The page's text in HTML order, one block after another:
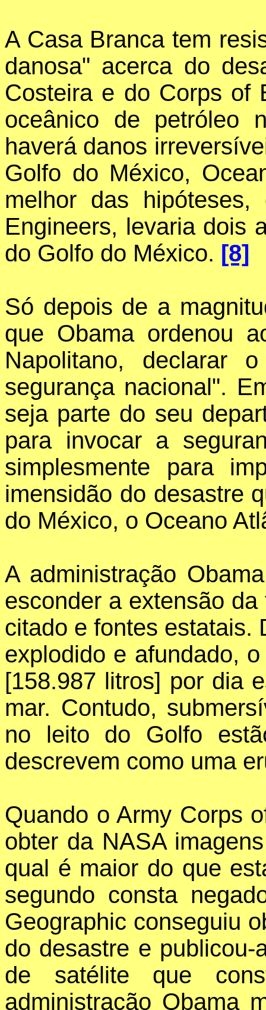
A Casa Branca tem
danosa" acerca do
Costeira e do Corps of
oceânico de petróleo
haverá danos
Golfo do México,
melhor das
Engineers, levaria dois
do Golfo do México. [8]
Só depois de a
que Obama ordenou
Napolitano, declarar
segurança nacional".
seja parte do seu
para invocar a
simplesmente para
imensidão do desastre
do México, o Oceano
A administração
esconder a extensão
citado e fontes estatais.
explodido e afundado,
[158.987 litros] por dia
mar. Contudo,
no leito do Golfo
descrevem como uma
Quando o Army Corps
obter da NASA
qual é maior do que
segundo consta
Geographic conseguiu
do desastre e
de satélite que
administração Obama